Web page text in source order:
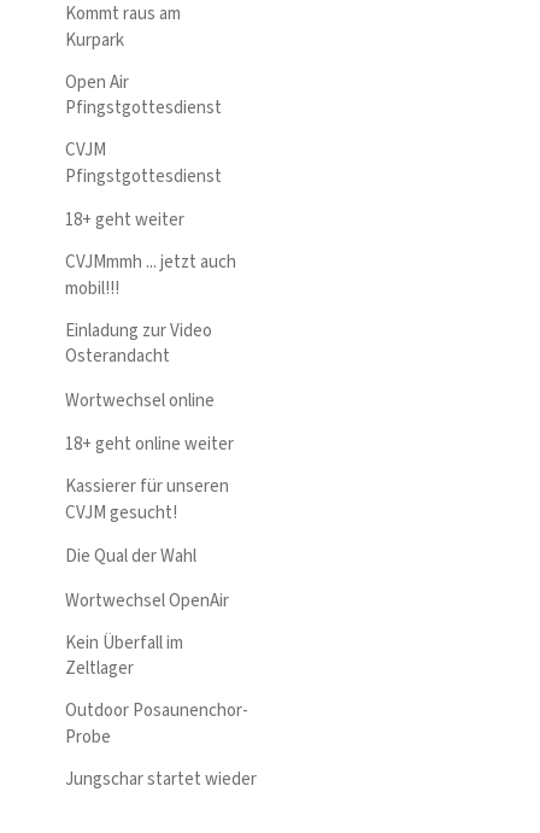
Kommt raus am
Kurpark
Open Air
Pfingstgottesdienst
CVJM
Pfingstgottesdienst
18+ geht weiter
CVJMmmh ... jetzt auch
mobil!!!
Einladung zur Video
Osterandacht
Wortwechsel online
18+ geht online weiter
Kassierer für unseren
CVJM gesucht!
Die Qual der Wahl
Wortwechsel OpenAir
Kein Überfall im
Zeltlager
Outdoor Posaunenchor-
Probe
Jungschar startet wieder